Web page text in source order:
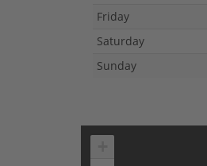
Friday
Saturday
Sunday